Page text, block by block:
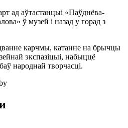
ад аўтастанцыi «Паўднёва-
ў музей і назад у горад з
карчмы, катанне на брычцы
экспазіцыі, набыццё
народнай творчасці.